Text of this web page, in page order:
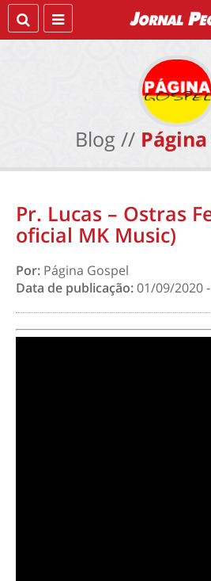
Blog //
Pr. Lucas – Ostras
oficial MK Music)
Por: Página Gospel
Data de publicação:01/09/2020